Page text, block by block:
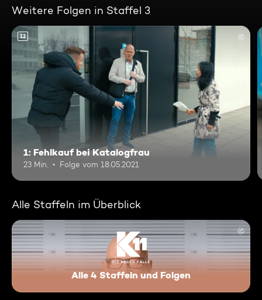
Weitere Folgen in Staffel 3
12
1: Fehlkauf bei Katalogfrau
23 Min. Folge vom 18.05.2021
Alle Staffeln im Überblick
Alle 4 Staffeln und Folgen